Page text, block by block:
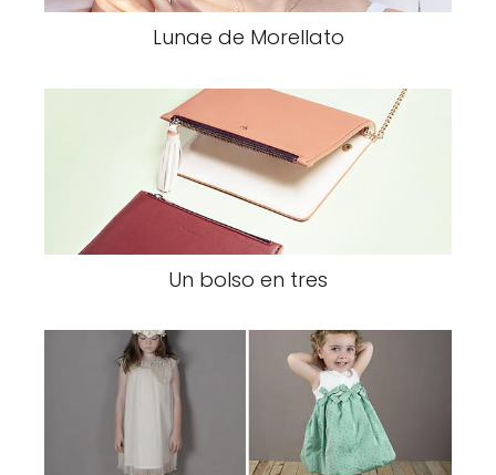
Lunae de Morellato
Un bolso en tres